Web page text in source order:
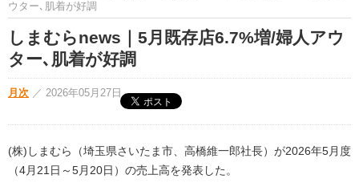
ウター､肌着が好調
しまむらnews｜5月既存店6.7%増/婦人アウ
ター､肌着が好調
月次 ／ 2026年05月27日
(株)しまむら（埼玉県さいたま市、高橋維一郎社長）が2026年5月度
（4月21日～5月20日）の売上高を発表した。